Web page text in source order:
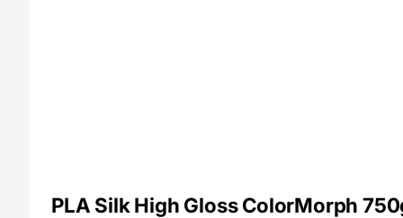
PLA Silk High Gloss ColorMorph